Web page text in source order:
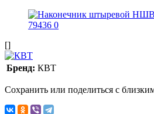
[]
Бренд: КВТ
Сохранить или поделиться с